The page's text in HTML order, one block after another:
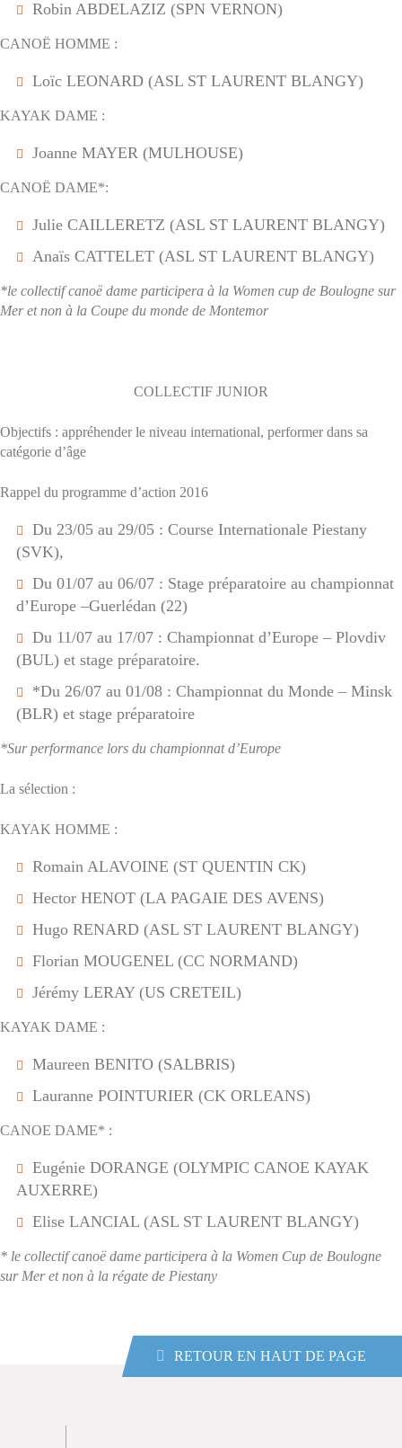
Robin ABDELAZIZ (SPN VERNON)
CANOË HOMME :
Loïc LEONARD (ASL ST LAURENT BLANGY)
KAYAK DAME :
Joanne MAYER (MULHOUSE)
CANOË DAME*:
Julie CAILLERETZ (ASL ST LAURENT BLANGY)
Anaïs CATTELET (ASL ST LAURENT BLANGY)
*le collectif canoë dame participera à la Women cup de Boulogne sur
Mer et non à la Coupe du monde de Montemor
COLLECTIF JUNIOR
Objectifs : appréhender le niveau international, performer dans sa
catégorie d’âge
Rappel du programme d’action 2016
Du 23/05 au 29/05 : Course Internationale Piestany
(SVK),
Du 01/07 au 06/07 : Stage préparatoire au championnat
d’Europe –Guerlédan (22)
Du 11/07 au 17/07 : Championnat d’Europe – Plovdiv
(BUL) et stage préparatoire.
*Du 26/07 au 01/08 : Championnat du Monde – Minsk
(BLR) et stage préparatoire
*Sur performance lors du championnat d’Europe
La sélection :
KAYAK HOMME :
Romain ALAVOINE (ST QUENTIN CK)
Hector HENOT (LA PAGAIE DES AVENS)
Hugo RENARD (ASL ST LAURENT BLANGY)
Florian MOUGENEL (CC NORMAND)
Jérémy LERAY (US CRETEIL)
KAYAK DAME :
Maureen BENITO (SALBRIS)
Lauranne POINTURIER (CK ORLEANS)
CANOE DAME* :
Eugénie DORANGE (OLYMPIC CANOE KAYAK
AUXERRE)
Elise LANCIAL (ASL ST LAURENT BLANGY)
* le collectif canoë dame participera à la Women Cup de Boulogne
sur Mer et non à la régate de Piestany
RETOUR EN HAUT DE PAGE